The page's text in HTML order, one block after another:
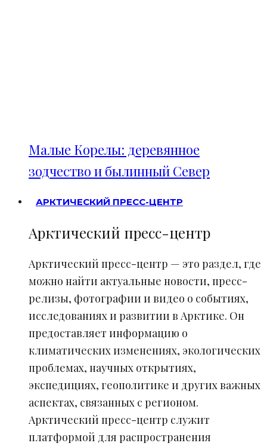
Малые Корелы: деревянное
зодчество и былинный Север
АРКТИЧЕСКИЙ ПРЕСС-ЦЕНТР
Арктический пресс-центр
Арктический пресс-центр — это раздел, где
можно найти актуальные новости, пресс-
релизы, фотографии и видео о событиях,
исследованиях и развитии в Арктике. Он
предоставляет информацию о
климатических изменениях, экологических
проблемах, научных открытиях,
экспедициях, геополитике и других важных
аспектах, связанных с регионом.
Арктический пресс-центр служит
платформой для распространения